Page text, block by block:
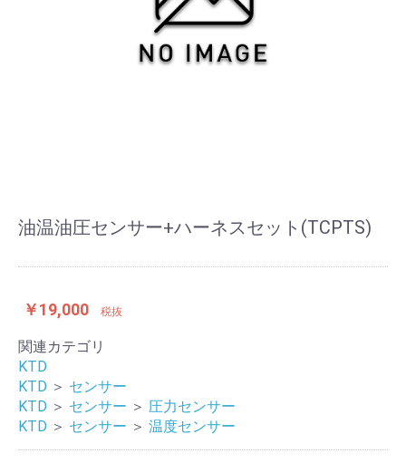
油温油圧センサー+ハーネスセット(TCPTS)
￥19,000 税抜
関連カテゴリ
KTD
KTD ＞ センサー
KTD ＞ センサー ＞ 圧力センサー
KTD ＞ センサー ＞ 温度センサー